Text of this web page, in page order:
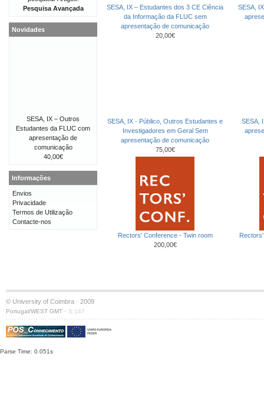
SESA, IX – Estudantes dos 3 CE Ciência
da Informação da FLUC sem
apresentação de comunicação
20,00€
SESA,
SESA, IX - Público, Outros Estudantes e
Investigadores em Geral Sem
apresentação de comunicação
75,00€
SESA,
Rectors' Conference - Twin room
200,00€
Pesquisa Avançada
Novidades
SESA, IX – Outros
Estudantes da FLUC com
apresentação de
comunicação
40,00€
Informações
Envios
Privacidade
Termos de Utilização
Contacte-nos
© University of Coimbra · 2009
Portugal/WEST GMT · S:147
Parse Time: 0.051s